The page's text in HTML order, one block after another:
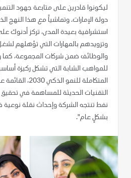
ليكونوا قادرين على متابعة جهود
دولة الإمارات. وتماشياً مع هذا النهج
استشرافية بعيدة المدى، تركز أدنوك
وتزويدهم بالمهارات التي تؤهلهم
والوظائف ضمن شركات المجموعة، كما
للمواهب الشابة التي تشكل ركيزة
المتكاملة للنمو
التقنيات الحديثة للمساهمة في
نفط تنتجه الشركة وإحداث نقلة نوعية
بشكلٍ عام".